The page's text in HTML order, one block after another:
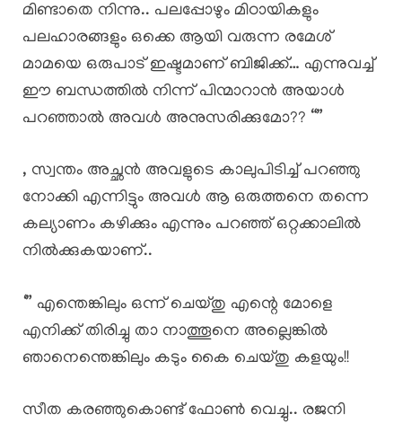
മിണ്ടാതെ നിന്നു.. പലപ്പോഴും മിഠായികളും
പലഹാരങ്ങളും ഒക്കെ ആയി വരുന്ന രമേശ്
മാമയെ ഒരുപാട് ഇഷ്ടമാണ് ബിജിക്ക്… എന്നുവച്ച്
ഈ ബന്ധത്തിൽ നിന്ന് പിന്മാറാൻ അയാൾ
പറഞ്ഞാൽ അവൾ അനുസരിക്കുമോ?? “”
, സ്വന്തം അച്ഛൻ അവളുടെ കാലുപിടിച്ച് പറഞ്ഞു
നോക്കി എന്നിട്ടും അവൾ ആ ഒരുത്തനെ തന്നെ
കല്യാണം കഴിക്കും എന്നും പറഞ്ഞ് ഒറ്റക്കാലിൽ
നിൽക്കുകയാണ്..
‘” എന്തെങ്കിലും ഒന്ന് ചെയ്തു എന്റെ മോളെ
എനിക്ക് തിരിച്ചു താ നാത്തൂനെ അല്ലെങ്കിൽ
ഞാനെന്തെങ്കിലും കടും കൈ ചെയ്തു കളയും!!
സീത കരഞ്ഞുകൊണ്ട് ഫോൺ വെച്ചു.. രജനി